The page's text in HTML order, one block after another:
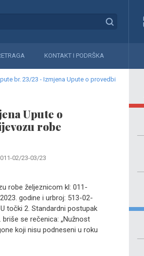
KONTAKT I PODRŠKA
br. 23/23 - Izmjena Upute o provedbi
Upute o
robe
02/23-03/23
robe željeznicom kl: 011-
godine i urbroj: 513-02-
točki 2. Standardni postupak
se rečenica: „Nužnost
koji nisu podneseni u roku